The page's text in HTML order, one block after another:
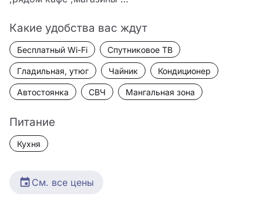
Какие удобства вас ждут
Бесплатный Wi-Fi Спутниковое ТВ
Гладильная, утюг Чайник Кондиционер
Автостоянка СВЧ Мангальная зона
Питание
Кухня
См. все цены